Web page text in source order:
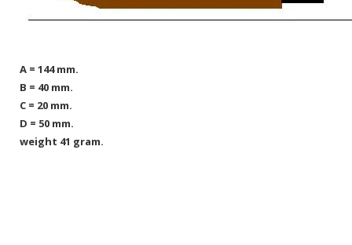
A = 144 mm.
B = 40 mm.
C = 20 mm.
D = 50 mm.
weight 41 gram.